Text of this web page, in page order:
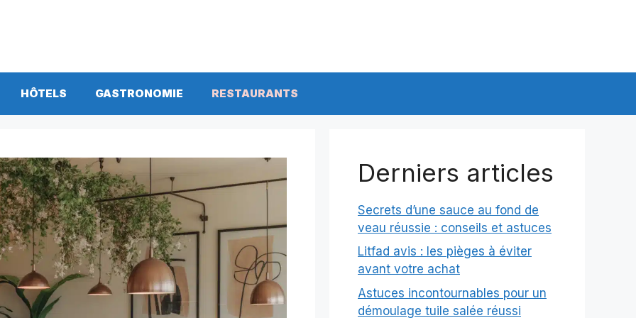
HÔTELS GASTRONOMIE RESTAURANTS
Derniers articles
Secrets d’une sauce au fond de
veau réussie : conseils et astuces
Litfad avis : les pièges à éviter
avant votre achat
Astuces incontournables pour un
démoulage tuile salée réussi